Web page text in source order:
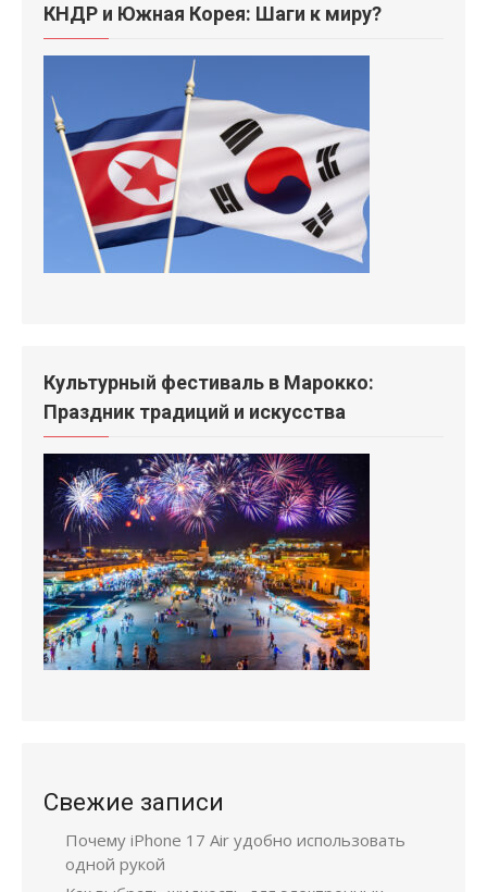
КНДР и Южная Корея: Шаги к миру?
Культурный фестиваль в Марокко:
Праздник традиций и искусства
Свежие записи
Почему iPhone 17 Air удобно использовать
одной рукой